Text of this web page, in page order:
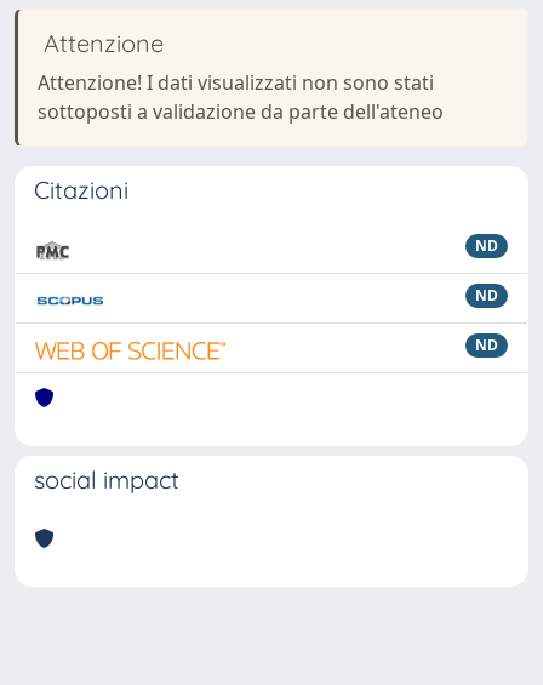
Attenzione
Attenzione! I dati visualizzati non sono stati
sottoposti a validazione da parte dell'ateneo
Citazioni
ND
ND
ND
social impact